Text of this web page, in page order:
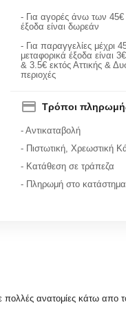
- Για αγορές άνω των 45€
έξοδα είναι δωρεάν
- Για παραγγελίες μέχρι
μεταφορικά έξοδα είναι
& 3.5€ εκτός Αττικής &
περιοχές
Τρόποι
- Αντικαταβολή
- Πιστωτική, Χρεωστική
- Κατάθεση σε τράπεζα
- Πληρωμή στο κατάστημα
πολλές ανατομίες κάτω απο